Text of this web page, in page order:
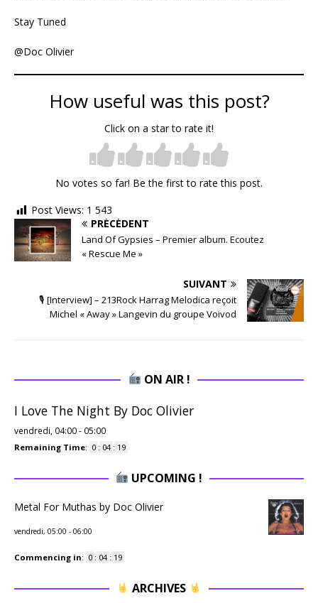
Stay Tuned
@Doc Olivier
How useful was this post?
Click on a star to rate it!
No votes so far! Be the first to rate this post.
Post Views: 1 543
PRÉCÉDENT
Land Of Gypsies – Premier album. Ecoutez
« Rescue Me »
SUIVANT
🎙 [Interview] – 213Rock Harrag Melodica reçoit
Michel « Away » Langevin du groupe Voivod
ON AIR !
I Love The Night By Doc Olivier
vendredi, 04:00- 05:00
Remaining Time: 0 : 04 : 18
UPCOMING !
Metal For Muthas by Doc Olivier
vendredi, 05:00 - 06:00
Commencing in: 0 : 04 : 18
ARCHIVES